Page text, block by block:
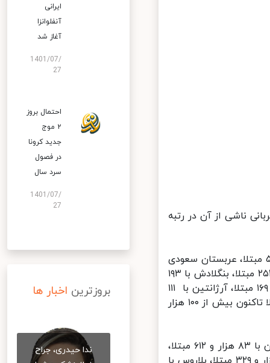
۲۶۴ هزار و ۵۶۱ بیمار مبتلا به کووید-۱۹ و ۱۳ هزار و ۴۱۰ قربانی ناشی از آن در رتبه
پاکستان با ۲۵۵ هزار و ۷۶۹ مبتلا، ایتالیا با ۲۴۳ هزار و ۵۰۶ مبتلا، عربستان سعودی
با ۲۴۰ هزار و ۴۷۴ مبتلا، ترکیه با ۲۱۵ هزار و ۹۴۰ مبتلا، آلمان با ۲۰۱ هزار و ۲۵۲ مبتلا، بنگلادش با ۱۹۳
هزار و ۱۴۶ مبتلا، کانادا با ۱۰۸ هزار و ۸۲۹ مبتلا و قطر با ۱۰۴ هزار و ۹۸۳ مبتلا تاکنون بیش از ۱۰۰ هزار
پس از آن مصر با ۸۴ هزار و ۸۴۳ مبتلا، عراق با ۸۳ هزار و ۸۶۷ مبتلا، چین با ۸۳ هزار و ۶۱۲ مبتلا،
ایرانی
آنفلوانزا
آغاز شد
1401/07/
27
احتمال بروز
۲ موج
جدید کرونا
در فصول
سرد سال
1401/07/
27
بروزترین اخبار ها
ندا حیدری، جراح